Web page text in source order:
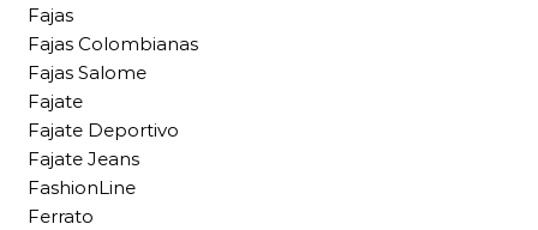
Fajas
Fajas Colombianas
Fajas Salome
Fajate
Fajate Deportivo
Fajate Jeans
FashionLine
Ferrato